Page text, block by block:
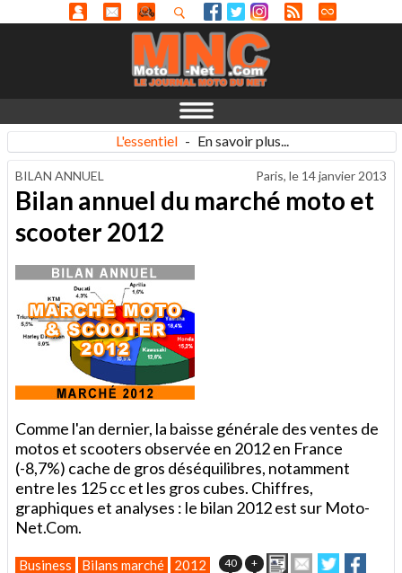
L'essentiel - En savoir plus...
BILAN ANNUEL Paris, le 14 janvier 2013
Bilan annuel du marché moto et
scooter 2012
Comme l'an dernier, la baisse générale des ventes de
motos et scooters observée en 2012 en France
(-8,7%) cache de gros déséquilibres, notamment
entre les 125 cc et les gros cubes. Chiffres,
graphiques et analyses : le bilan 2012 est sur Moto-
Net.Com.
Business Bilans marché 2012 40 + ImprimerEnvoyerPartager